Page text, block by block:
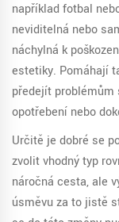
například fotbal
neviditelná nebo
náchylná k
estetiky. Pomáhají
předejít problémům
opotřebení nebo
Určitě je dobré se
zvolit vhodný typ
náročná cesta, ale
úsměvu za to jistě